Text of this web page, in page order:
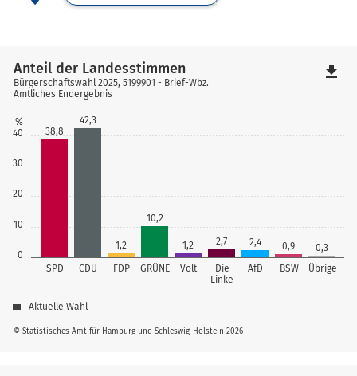
0
10
20
30
40
%
SPD CDU FDP GRÜNE Volt
Die
Linke
AfD BSW Übrige
38,8
42,3
1,2
10,2
1,2 2,7 2,4 0,9 0,3
© Statistisches Amt für Hamburg und Schleswig-Holstein 2026
Anteil der Landesstimmen
Bürgerschaftswahl 2025, 5199901 - Brief-Wbz.
Amtliches Endergebnis
Aktuelle Wahl
file_download